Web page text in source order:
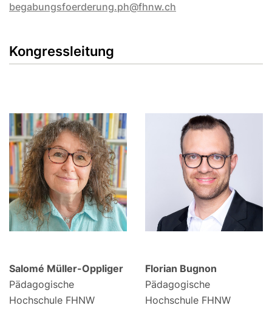
begabungsfoerderung.ph@fhnw.ch
Kongressleitung
Salomé Müller-Oppliger
Pädagogische
Hochschule FHNW
Florian Bugnon
Pädagogische
Hochschule FHNW